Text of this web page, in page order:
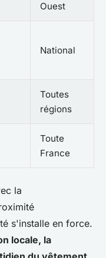
Ouest
National
Toutes
régions
Toute
France
la
s'installe en force.
locale, la